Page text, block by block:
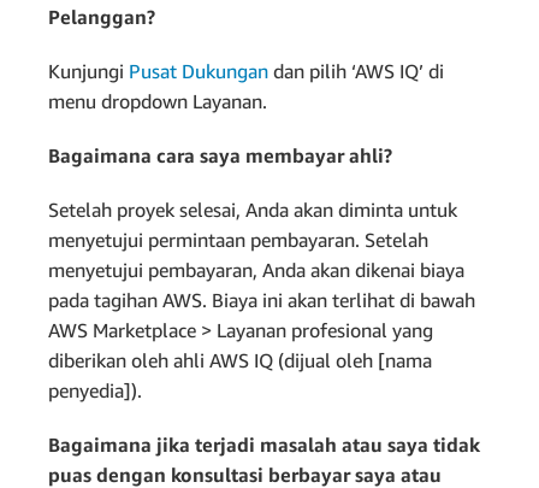
Pelanggan?
Kunjungi Pusat Dukungan dan pilih ‘AWS IQ’ di
menu dropdown Layanan.
Bagaimana cara saya membayar ahli?
Setelah proyek selesai, Anda akan diminta untuk
menyetujui permintaan pembayaran. Setelah
menyetujui pembayaran, Anda akan dikenai biaya
pada tagihan AWS. Biaya ini akan terlihat di bawah
AWS Marketplace > Layanan profesional yang
diberikan oleh ahli AWS IQ (dijual oleh [nama
penyedia]).
Bagaimana jika terjadi masalah atau saya tidak
puas dengan konsultasi berbayar saya atau